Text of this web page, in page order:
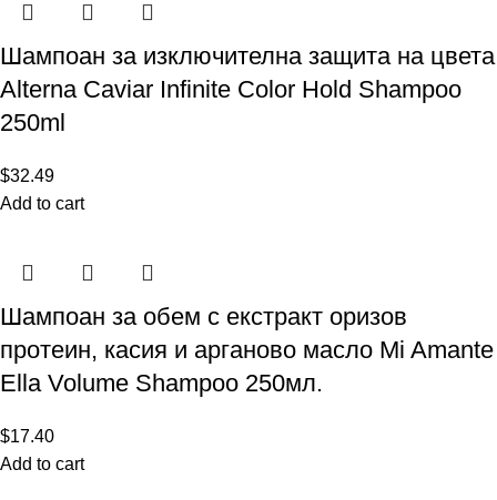
Шампоан за изключителна защита на цвета
Alterna Caviar Infinite Color Hold Shampoo
250ml
$32.49
Add to cart
Шампоан за обем с екстракт оризов
протеин, касия и арганово масло Mi Amante
Ella Volume Shampoo 250мл.
$17.40
Add to cart